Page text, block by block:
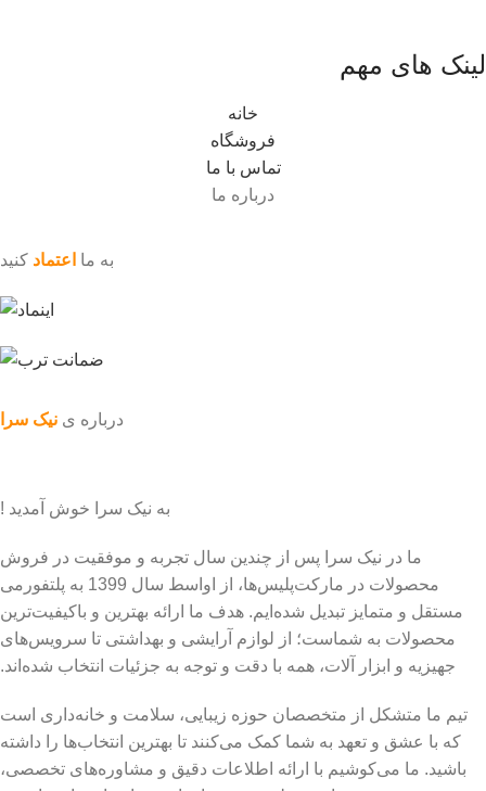
لینک های مهم
خانه
فروشگاه
تماس با ما
درباره ما
درباره ی نیک سرا
به نیک سرا خوش آمدید !
ما در نیک سرا پس از چندین سال تجربه و موفقیت در فروش
محصولات در مارکت‌پلیس‌ها، از اواسط سال 1399 به پلتفورمی
مستقل و متمایز تبدیل شده‌ایم. هدف ما ارائه بهترین و باکیفیت‌ترین
محصولات به شماست؛ از لوازم آرایشی و بهداشتی تا سرویس‌های
جهیزیه و ابزار آلات، همه با دقت و توجه به جزئیات انتخاب شده‌اند.
تیم ما متشکل از متخصصان حوزه زیبایی، سلامت و خانه‌داری است
که با عشق و تعهد به شما کمک می‌کنند تا بهترین انتخاب‌ها را داشته
باشید. ما می‌کوشیم با ارائه اطلاعات دقیق و مشاوره‌های تخصصی،
به ما اعتماد کنید